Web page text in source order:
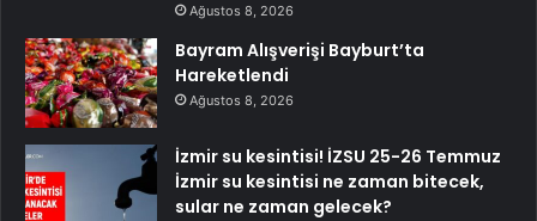
Ağustos 8, 2026
Bayram Alışverişi Bayburt’ta
Hareketlendi
Ağustos 8, 2026
İzmir su kesintisi! İZSU 25-26 Temmuz
İzmir su kesintisi ne zaman bitecek,
sular ne zaman gelecek?